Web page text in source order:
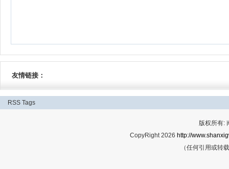
友情链接：
RSS Tags
版权所有:
CopyRight 2026 http://
（任何引用或转